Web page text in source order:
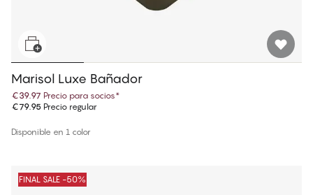
Marisol Luxe Bañador
€39.97 Precio para socios*
€79.95 Precio regular
Disponible en 1 color
FINAL SALE -50%